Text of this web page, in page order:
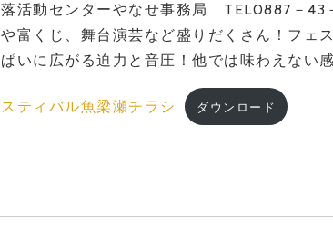
落活動センターやなせ事務局 TEL0887－43
富くじ、舞台演芸など盛りだくさん！フェ
いに広がる迫力と音圧！他では味わえない
ティバル魚梁瀬チラシ ダウンロード